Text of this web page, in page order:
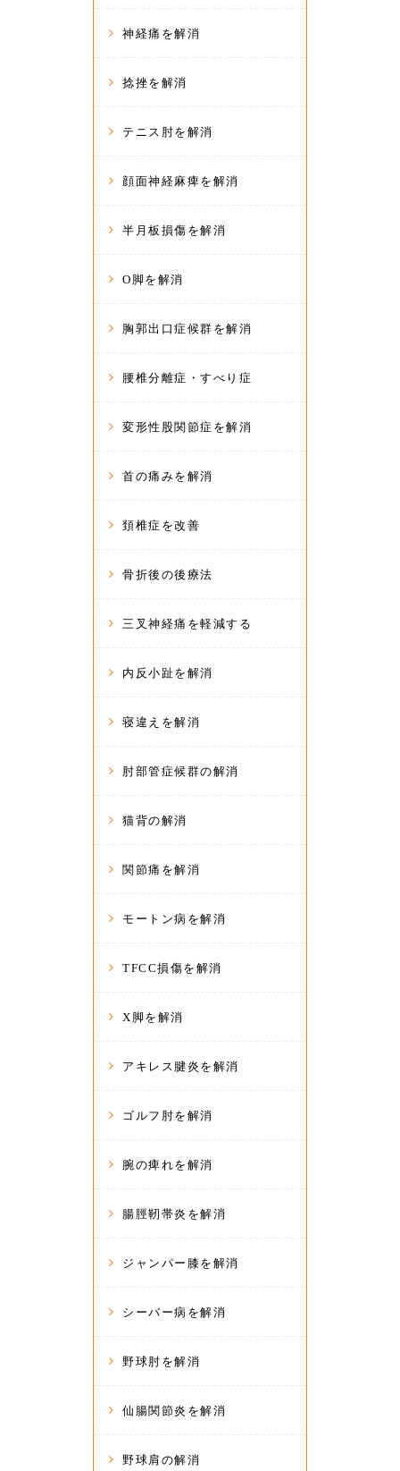
神経痛を解消
捻挫を解消
テニス肘を解消
顔面神経麻痺を解消
半月板損傷を解消
O脚を解消
胸郭出口症候群を解消
腰椎分離症・すべり症
変形性股関節症を解消
首の痛みを解消
頚椎症を改善
骨折後の後療法
三叉神経痛を軽減する
内反小趾を解消
寝違えを解消
肘部管症候群の解消
猫背の解消
関節痛を解消
モートン病を解消
TFCC損傷を解消
X脚を解消
アキレス腱炎を解消
ゴルフ肘を解消
腕の痺れを解消
腸脛靭帯炎を解消
ジャンパー膝を解消
シーバー病を解消
野球肘を解消
仙腸関節炎を解消
野球肩の解消